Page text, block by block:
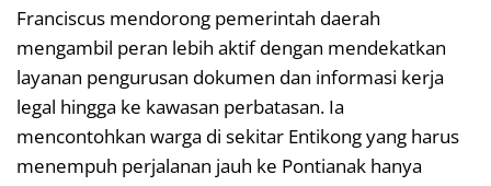
Franciscus mendorong pemerintah daerah
mengambil peran lebih aktif dengan mendekatkan
layanan pengurusan dokumen dan informasi kerja
legal hingga ke kawasan perbatasan. Ia
mencontohkan warga di sekitar Entikong yang harus
menempuh perjalanan jauh ke Pontianak hanya